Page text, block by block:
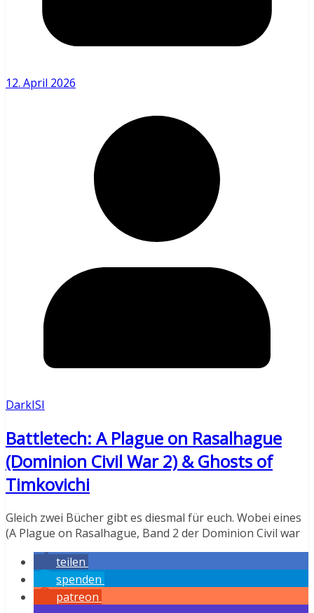
12. April 2026
DarkISI
Battletech: A Plague on Rasalhague
(Dominion Civil War 2) & Ghosts of
Timkovichi
Gleich zwei Bücher gibt es diesmal für euch. Wobei eines
(A Plague on Rasalhague, Band 2 der Dominion Civil war
teilen
spenden
patreon